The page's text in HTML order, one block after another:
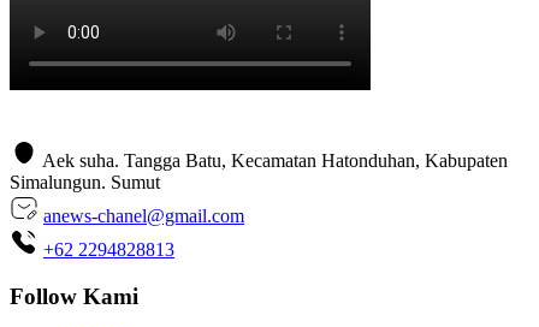
Aek suha. Tangga Batu, Kecamatan Hatonduhan, Kabupaten
Simalungun. Sumut
anews-chanel@gmail.com
+62 2294828813
Follow Kami